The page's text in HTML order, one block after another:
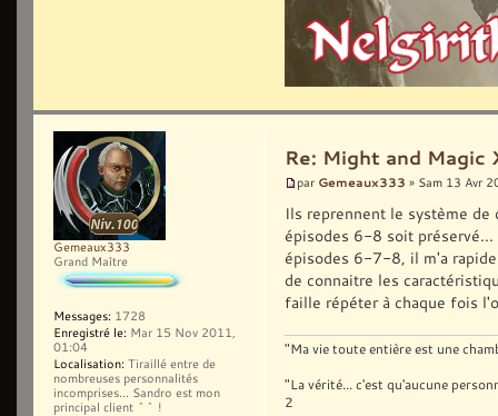
Re: Might and Magic
par Gemeaux333 » Sam 13 Avr
Ils reprennent le système
épisodes 6-8 soit
épisodes 6-7-8, il m'a
de connaitre les
faille répéter à chaque fois
"Ma vie toute entière est une
"La vérité... c'est qu'aucune
2
Gemeaux333
Grand Maître
Messages: 1728
Enregistré le: Mar 15 Nov 2011,
01:04
Localisation: Tiraillé entre de
nombreuses personnalités
incomprises... Sandro est mon
principal client ^^ !